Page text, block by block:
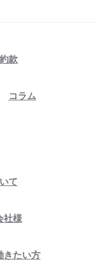
款
コラム
て
社様
きたい方